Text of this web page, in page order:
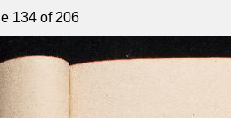
134 of 206